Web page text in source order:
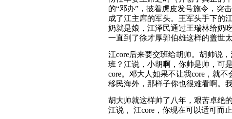
的“邓办”，披着虎皮发号施令，突
成了江主席的军头。王军头手下的
奶就是娘，江泽民通过王瑞林给奶
一直到了徐才厚郭伯雄这样的盖世太
江core后来要交班给胡帅。胡帅说，
班？江说，小胡啊，你帅是帅，可
core。邓大人如果不让我core，就不
移民海外，那样子你也很难看啊。
胡大帅就这样帅了八年，艰苦卓绝
江说，
江core，你现在可以适可而